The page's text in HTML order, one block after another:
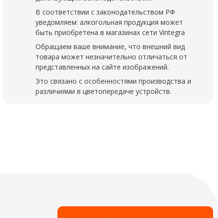
В соответствии с законодательством РФ
уведомляем: алкогольная продукция может
быть приобретена в магазинах сети Vintegra
Обращаем ваше внимание, что внешний вид
товара может незначительно отличаться от
представленных на сайте изображений.
Это связано с особенностями производства и
различиями в цветопередаче устройств.